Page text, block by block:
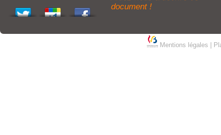
document !
Mentions légales